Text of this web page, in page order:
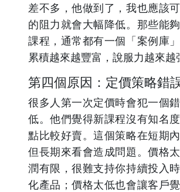
差不多，他做到了，我也應該
的阻力就會大幅降低。那些能
課程，通常都有一個「案例庫
累積越來越豐富，說服力越來越
第四個原因：定價策略錯
很多人第一次定價時會犯一個
低。他們覺得新課程沒有知名
點比較好賣。這個策略在短期
但長期來看會造成問題。價格
潤有限，很難支持你持續投入
化產品；價格太低也會讓客戶